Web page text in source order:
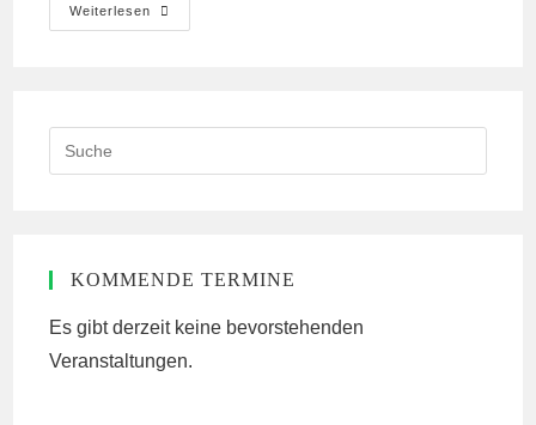
Weiterlesen
In
Gedenken
Soliaktion
this
KOMMENDE TERMINE
Es gibt derzeit keine bevorstehenden
Veranstaltungen.